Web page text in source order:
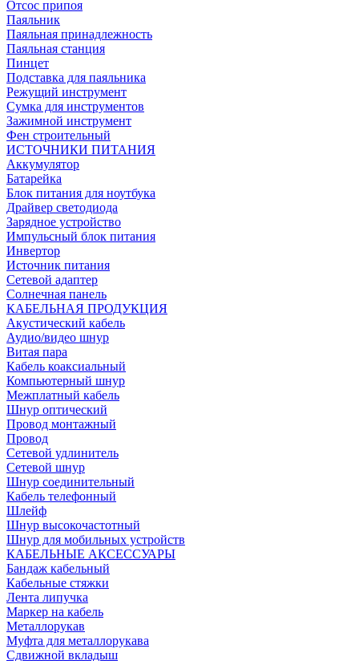
Отсос припоя
Паяльник
Паяльная принадлежность
Паяльная станция
Пинцет
Подставка для паяльника
Режущий инструмент
Сумка для инструментов
Зажимной инструмент
Фен строительный
ИСТОЧНИКИ ПИТАНИЯ
Аккумулятор
Батарейка
Блок питания для ноутбука
Драйвер светодиода
Зарядное устройство
Импульсный блок питания
Инвертор
Источник питания
Сетевой адаптер
Солнечная панель
КАБЕЛЬНАЯ ПРОДУКЦИЯ
Акустический кабель
Аудио/видео шнур
Витая пара
Кабель коаксиальный
Компьютерный шнур
Межплатный кабель
Шнур оптический
Провод монтажный
Провод
Сетевой удлинитель
Сетевой шнур
Шнур соединительный
Кабель телефонный
Шлейф
Шнур высокочастотный
Шнур для мобильных устройств
КАБЕЛЬНЫЕ АКСЕССУАРЫ
Бандаж кабельный
Кабельные стяжки
Лента липучка
Маркер на кабель
Металлорукав
Муфта для металлорукава
Сдвижной вкладыш